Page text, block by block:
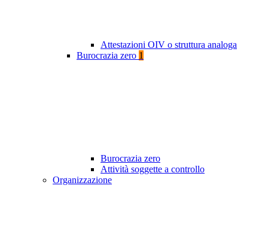
Attestazioni OIV o struttura analoga
Burocrazia zero 1
Burocrazia zero
Attività soggette a controllo
Organizzazione